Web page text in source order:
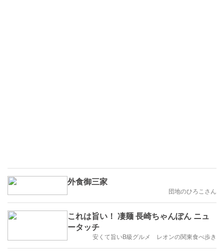
外食御三家
団地のひろこさん
これは旨い！ 凄麺 長崎ちゃんぽん ニュ
ータッチ
安くて旨いB級グルメ レオンの関東食べ歩き